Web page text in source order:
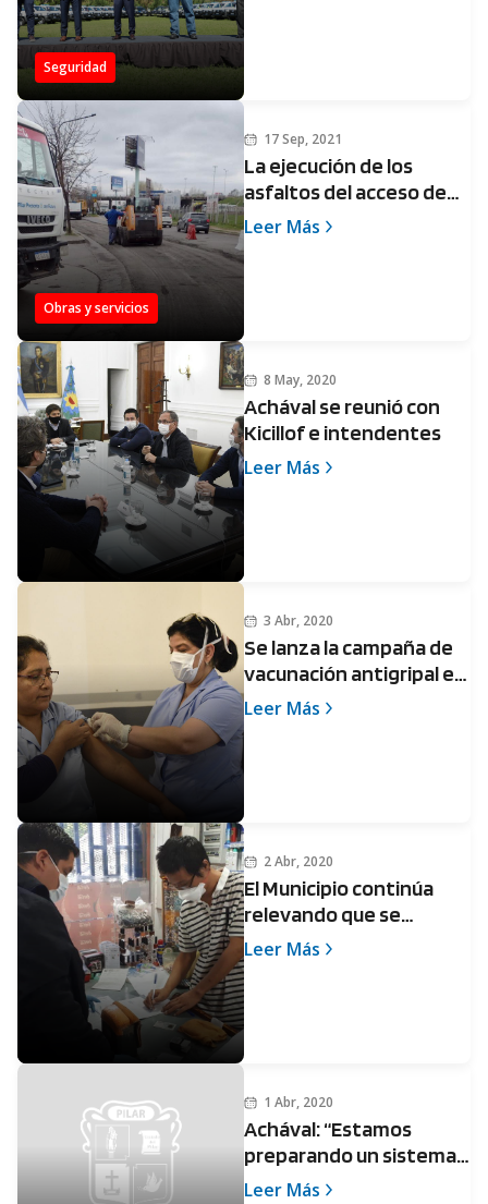
Seguridad
Obras y servicios
17 Sep, 2021
La ejecución de los
asfaltos del acceso de
Caamaño será nocturna
Leer Más
8 May, 2020
Achával se reunió con
Kicillof e intendentes
Leer Más
3 Abr, 2020
Se lanza la campaña de
vacunación antigripal en
Pilar
Leer Más
2 Abr, 2020
El Municipio continúa
relevando que se
cumplan los precios
Leer Más
1 Abr, 2020
Achával: “Estamos
preparando un sistema
de Salud pensando en la
Leer Más